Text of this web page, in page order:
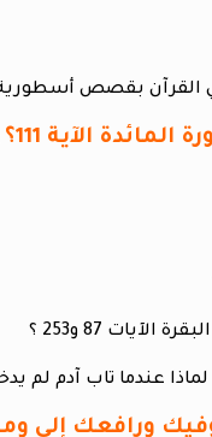
القرآن بقصص أسطورية
عيسى إني متوفيك